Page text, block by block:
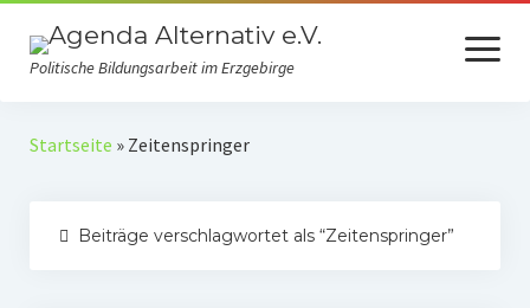
Politische Bildungsarbeit im Erzgebirge
Menü
öffnen
Verein
Presse
Startseite » Zeitenspringer
Beiträge verschlagwortet als “Zeitenspringer”